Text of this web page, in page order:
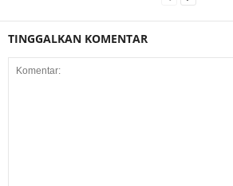
TINGGALKAN KOMENTAR